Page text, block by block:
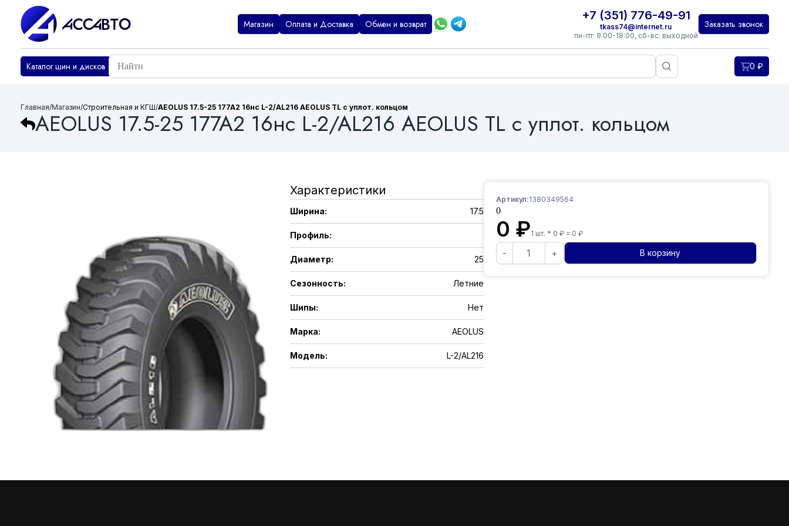
Магазин Оплата и Доставка Обмен и возврат
+7 (351) 776-49-91
tkass74@internet.ru
пн-пт: 9:00-18:00, сб-вс: выходной
Заказать звонок
Каталог шин и дисков 0 ₽
Главная/Магазин/Строительная и КГШ/AEOLUS 17.5-25 177A2 16нс L-2/AL216 AEOLUS TL с уплот. кольцом
AEOLUS 17.5-25 177A2 16нс L-2/AL216 AEOLUS TL с уплот. кольцом
Характеристики
Ширина: 17.5
Профиль:
Диаметр: 25
Сезонность: Летние
Шипы: Нет
Марка: AEOLUS
Модель: L-2/AL216
Артикул:1380349564
0
0 ₽1 шт. * 0 ₽ = 0 ₽
- + В корзину